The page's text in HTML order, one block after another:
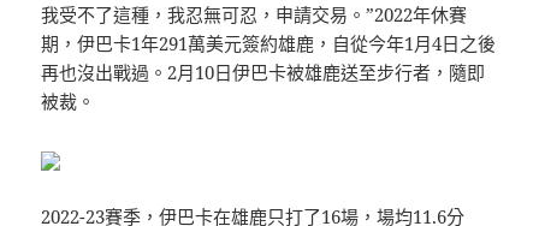
我受不了這種，我忍無可忍，申請交易。”2022年休賽
期，伊巴卡1年291萬美元簽約雄鹿，自從今年1月4日之後
再也沒出戰過。2月10日伊巴卡被雄鹿送至步行者，隨即
被裁。
2022-23賽季，伊巴卡在雄鹿只打了16場，場均11.6分